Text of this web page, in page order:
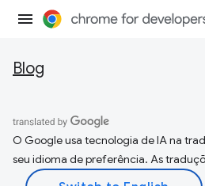
Blog
O Google usa tecnologia de IA na
seu idioma de preferência. As